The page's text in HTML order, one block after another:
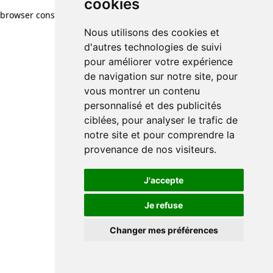
cookies
Nous utilisons des cookies et
d'autres technologies de suivi
pour améliorer votre expérience
de navigation sur notre site, pour
vous montrer un contenu
personnalisé et des publicités
ciblées, pour analyser le trafic de
notre site et pour comprendre la
provenance de nos visiteurs.
J'accepte
Je refuse
Changer mes préférences
browser console for more information)